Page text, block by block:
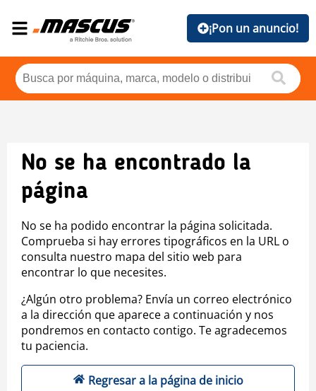
¡Pon un anuncio!
No se ha encontrado la
página
No se ha podido encontrar la página solicitada.
Comprueba si hay errores tipográficos en la URL o
consulta nuestro mapa del sitio web para
encontrar lo que necesites.
¿Algún otro problema? Envía un correo electrónico
a la dirección que aparece a continuación y nos
pondremos en contacto contigo. Te agradecemos
tu paciencia.
Regresar a la página de inicio